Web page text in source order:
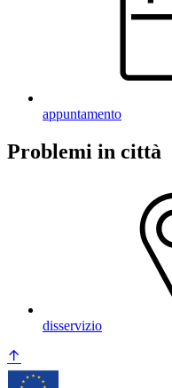
appuntamento
Problemi in città
disservizio